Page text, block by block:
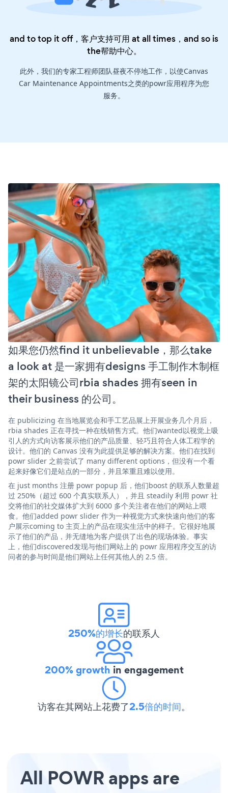
and to top it off，客户支持可用 at all times，and so is
the帮助中心。
此外，我们的专家工程师团队昼夜不停地工作，以使Canvas
Car Maintenance Appointments之类的powr应用程序为您
服务。
如果您仍然find it unbelievable，那么take
a look at 是一家拥有designs 手工制作木制框
架的太阳镜公司rbia shades 拥有seen in
their business 的公司。
在 publicizing 在当地展览会和手工艺品展上开展业务几个月后，
rbia shades 正在寻找一种在线销售方式。他们wanted以视觉上吸
引人的方式向访客展示他们的产品质量、轻巧且符合人体工程学的
设计。他们的 Canvas 没有为此提供足够的解决方案。他们在找到
powr slider 之前尝试了 many different options，但没有一个看
起来好像它们是站点的一部分，并且笨重且难以使用。
在 just months 注册 powr popup 后，他们boost 的联系人数量超
过 250%（超过 600 个真实联系人），并且 steadily 利用 powr 社
交将他们的社交媒体扩大到 6000 多个关注者在他们的网站上喂
食。他们added powr slider 作为一种视觉方式来快速向他们的客
户展示coming to 主页上的产品在现实生活中的样子。它很好地展
示了他们的产品，并无缝地为客户提供了出色的现场体验。事实
上，他们discovered发现与他们网站上的 powr 应用程序交互的访
问者的参与时间是他们网站上任何其他人的 2.5 倍。
250%的增长的联系人
200% growth in engagement
访客在其网站上花费了2.5倍的时间。
All POWR apps are